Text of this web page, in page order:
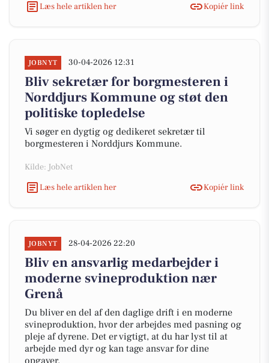
Læs hele artiklen her
Kopiér link
JOBNYT 30-04-2026 12:31
Bliv sekretær for borgmesteren i
Norddjurs Kommune og støt den
politiske topledelse
Vi søger en dygtig og dedikeret sekretær til
borgmesteren i Norddjurs Kommune.
Kilde: JobNet
Læs hele artiklen her
Kopiér link
JOBNYT 28-04-2026 22:20
Bliv en ansvarlig medarbejder i
moderne svineproduktion nær
Grenå
Du bliver en del af den daglige drift i en moderne
svineproduktion, hvor der arbejdes med pasning og
pleje af dyrene. Det er vigtigt, at du har lyst til at
arbejde med dyr og kan tage ansvar for dine
opgaver.